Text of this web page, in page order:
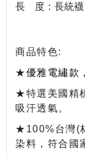
長 度：長統襪
商品特色:
★優雅電繡款
★特選美國精
吸汗透氣。
★100%台灣(
染料，符合國